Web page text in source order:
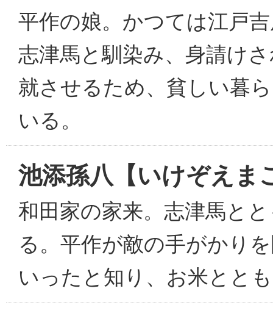
平作の娘。かつては江戸
志津馬と馴染み、身請け
就させるため、貧しい暮
いる。
池添孫八【いけぞえま
和田家の家来。志津馬と
る。平作が敵の手がかり
いったと知り、お米とと